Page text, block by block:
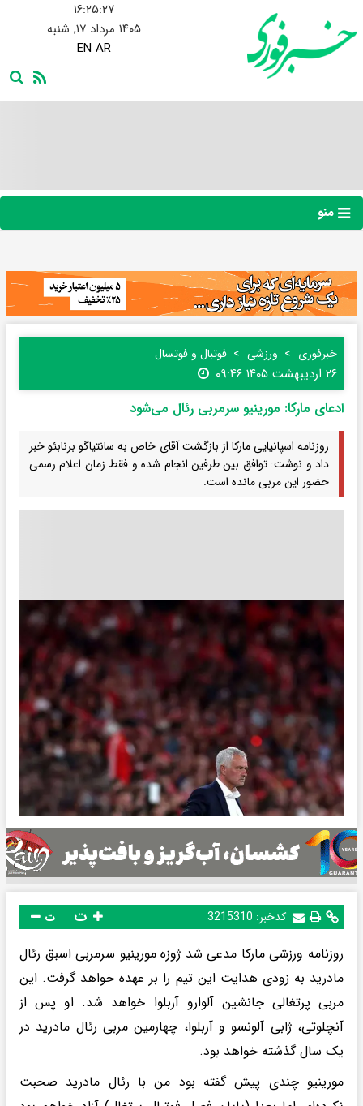
۱۶:۲۵:۲۸
۱۴۰۵ مرداد ۱۷, شنبه
EN AR
منو
خبرفوری ورزشی فوتبال و فوتسال
۲۶ اردیبهشت ۱۴۰۵ ۰۹:۴۶
ادعای مارکا: مورینیو سرمربی رئال می‌شود
روزنامه اسپانیایی مارکا از بازگشت آقای خاص به سانتیاگو برنابئو خبر
داد و نوشت: توافق بین طرفین انجام شده و فقط زمان اعلام رسمی
حضور این مربی مانده است.
کدخبر: 3215310 ت
روزنامه ورزشی مارکا مدعی شد ژوزه مورینیو سرمربی اسبق رئال
مادرید به زودی هدایت این تیم را بر عهده خواهد گرفت. این
مربی پرتغالی جانشین آلوارو آربلوا خواهد شد. او پس از
آنچلوتی، ژابی آلونسو و آربلوا، چهارمین مربی رئال مادرید در
یک سال گذشته خواهد بود.
مورینیو چندی پیش گفته بود من با رئال مادرید صحبت